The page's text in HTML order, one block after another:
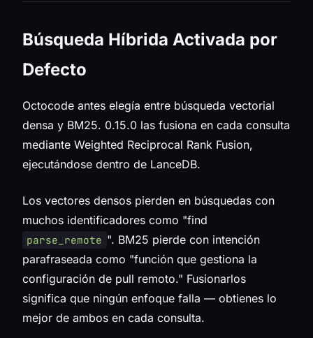
Búsqueda Híbrida Activada por
Defecto
Octocode antes elegía entre búsqueda vectorial
densa y BM25. 0.15.0 las fusiona en cada consulta
mediante Weighted Reciprocal Rank Fusion,
ejecutándose dentro de LanceDB.
Los vectores densos pierden en búsquedas con
muchos identificadores como "find
parse_remote ". BM25 pierde con intención
parafraseada como "función que gestiona la
configuración de pull remoto." Fusionarlos
significa que ningún enfoque falla — obtienes lo
mejor de ambos en cada consulta.